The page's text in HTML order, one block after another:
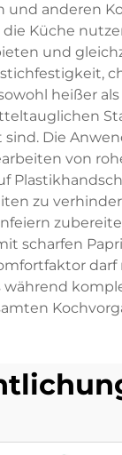
anderen
Küche
und
heißer
Die
von
zu
scharfen